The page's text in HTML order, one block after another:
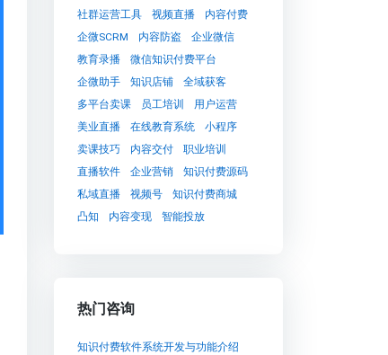
社群运营工具 视频直播
内容付费
企微SCRM
内容防盗
企业微信
教育录播
微信知识付费平台
企微助手
知识店铺
全域获客
多平台卖课
员工培训
用户运营
美业直播
在线教育系统
小程序
卖课技巧
内容交付
职业培训
直播软件
企业营销
知识付费源码
私域直播
视频号
知识付费商城
凸知
内容变现 智能投放
热门咨询
知识付费软件系统开发与功能介绍